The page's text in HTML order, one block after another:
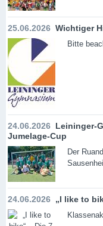
25.06.2026 Wichtiger
Bitte
24.06.2026 Leininger-
Jumelage-Cup
Der
24.06.2026 „I like to